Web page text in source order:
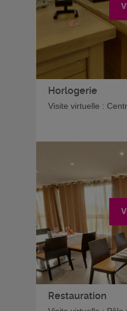
Horlogerie
Visite virtuelle :
Restauration